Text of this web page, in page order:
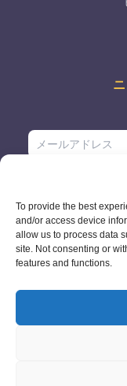
To provide the best
and/or access device
allow us to process data
site. Not consenting or
features and functions.